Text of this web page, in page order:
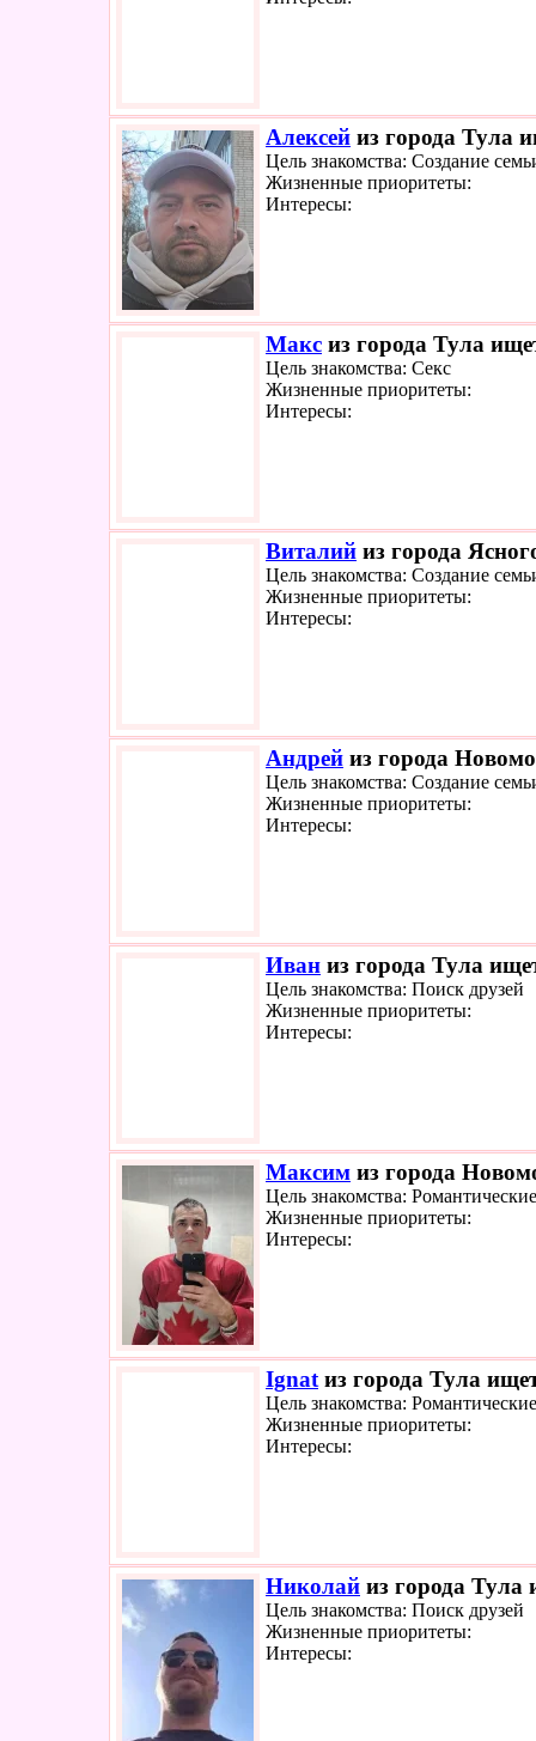
Алексей из города Тула
Цель знакомства: Создание
Жизненные приоритеты:
Интересы:
Макс из города Тула
Цель знакомства: Секс
Жизненные приоритеты:
Интересы:
Виталий из города
Цель знакомства: Создание
Жизненные приоритеты:
Интересы:
Андрей из города
Цель знакомства: Создание
Жизненные приоритеты:
Интересы:
Иван из города Тула
Цель знакомства: Поиск друзей
Жизненные приоритеты:
Интересы:
Максим из города
Цель знакомства:
Жизненные приоритеты:
Интересы:
Ignat из города Тула
Цель знакомства:
Жизненные приоритеты:
Интересы:
Николай из города Тула
Цель знакомства: Поиск друзей
Жизненные приоритеты:
Интересы: